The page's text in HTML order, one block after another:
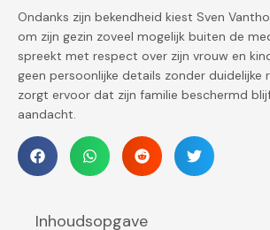
Ondanks zijn bekendheid kiest Sven
om zijn gezin zoveel mogelijk buiten de
spreekt met respect over zijn vrouw en
geen persoonlijke details zonder duidelijke
zorgt ervoor dat zijn familie beschermd
aandacht.
Inhoudsopgave